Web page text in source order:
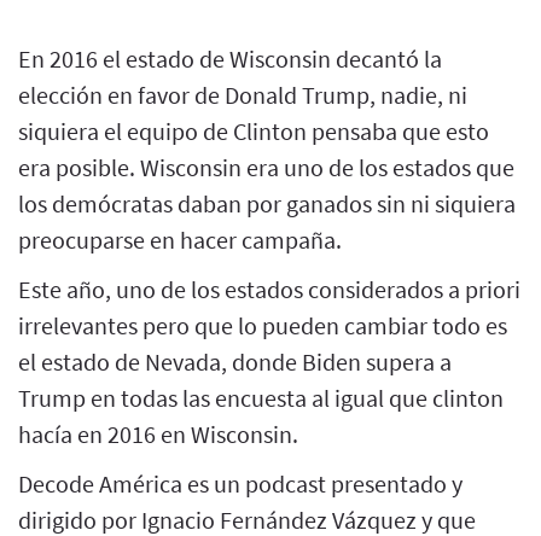
En 2016 el estado de Wisconsin decantó la
elección en favor de Donald Trump, nadie, ni
siquiera el equipo de Clinton pensaba que esto
era posible. Wisconsin era uno de los estados que
los demócratas daban por ganados sin ni siquiera
preocuparse en hacer campaña.
Este año, uno de los estados considerados a priori
irrelevantes pero que lo pueden cambiar todo es
el estado de Nevada, donde Biden supera a
Trump en todas las encuesta al igual que clinton
hacía en 2016 en Wisconsin.
Decode América es un podcast presentado y
dirigido por Ignacio Fernández Vázquez y que